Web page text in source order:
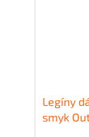
Legíny
smyk